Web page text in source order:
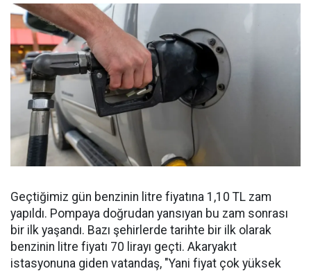
Geçtiğimiz gün benzinin litre fiyatına 1,10 TL zam
yapıldı. Pompaya doğrudan yansıyan bu zam sonrası
bir ilk yaşandı. Bazı şehirlerde tarihte bir ilk olarak
benzinin litre fiyatı 70 lirayı geçti. Akaryakıt
istasyonuna giden vatandaş, "Yani fiyat çok yüksek